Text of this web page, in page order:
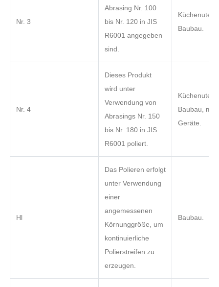
Nr. 3
Abrasing Nr. 100
bis Nr. 120 in JIS
R6001 angegeben
sind.
Baubau.
Nr. 4
Dieses Produkt
wird unter
Verwendung von
Abrasings Nr. 150
bis Nr. 180 in JIS
R6001 poliert.
Baubau,
Geräte.
Hl
Das Polieren erfolgt
unter Verwendung
einer
angemessenen
Körnunggröße, um
kontinuierliche
Polierstreifen zu
erzeugen.
Baubau.